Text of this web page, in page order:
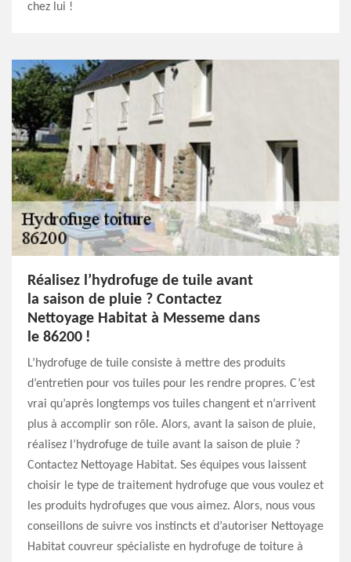
chez lui !
Réalisez l’hydrofuge de tuile avant
la saison de pluie ? Contactez
Nettoyage Habitat à Messeme dans
le 86200 !
L’hydrofuge de tuile consiste à mettre des produits
d’entretien pour vos tuiles pour les rendre propres. C’est
vrai qu’après longtemps vos tuiles changent et n’arrivent
plus à accomplir son rôle. Alors, avant la saison de pluie,
réalisez l’hydrofuge de tuile avant la saison de pluie ?
Contactez Nettoyage Habitat. Ses équipes vous laissent
choisir le type de traitement hydrofuge que vous voulez et
les produits hydrofuges que vous aimez. Alors, nous vous
conseillons de suivre vos instincts et d’autoriser Nettoyage
Habitat couvreur spécialiste en hydrofuge de toiture à